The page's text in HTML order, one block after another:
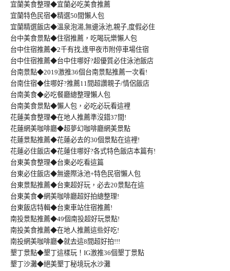
宜蘭美食整理◆宜蘭必吃美食推薦
宜蘭特色民宿◆精選50間懶人包
宜蘭精選飯店◆溫泉泡湯,無邊泳池,親子,度假必住
台中美食景點◆住宿推薦，吃喝玩樂懶人包
台中住宿推薦◆2千有找,逢甲夜市附停車場住宿
台中住宿推薦◆台中住哪好?超優質必住泳池飯店
台南景點◆2019激推36個台南景點推薦一次看!
台南住宿◆住哪好?推薦11間超讚親子/情侶飯店
台南美食◆必吃餐廳總整理懶人包
台南美食景點◆懶人包，必吃必玩看這裡
花蓮美食整理◆在地人推薦準沒錯37間!
花蓮網美咖啡廳◆超夢幻咖啡廳網美景點
花蓮景點推薦◆花蓮必去的30個景點在這裡!
花蓮必住飯店◆花蓮住哪好?各式特色飯店本篇有!
台東美食整理◆台東必吃看這篇
台東必住飯店◆無邊際泳池+特色民宿懶人包
台東景點推薦◆台東超好玩，必去20景點在這
台東美食◆網美咖啡廳超好拍總整理!
台東飯店特輯◆台東車站住宿推薦!
南投景點推薦◆49個南投超好玩景點!
南投美食推薦◆在地人推薦這些好吃!
南投網美咖啡廳◆就去這8間超好拍!!!
墾丁景點◆墾丁這樣玩！IG激推36個墾丁景點
墾丁沙灘◆絕美墾丁秘境玩水沙灘